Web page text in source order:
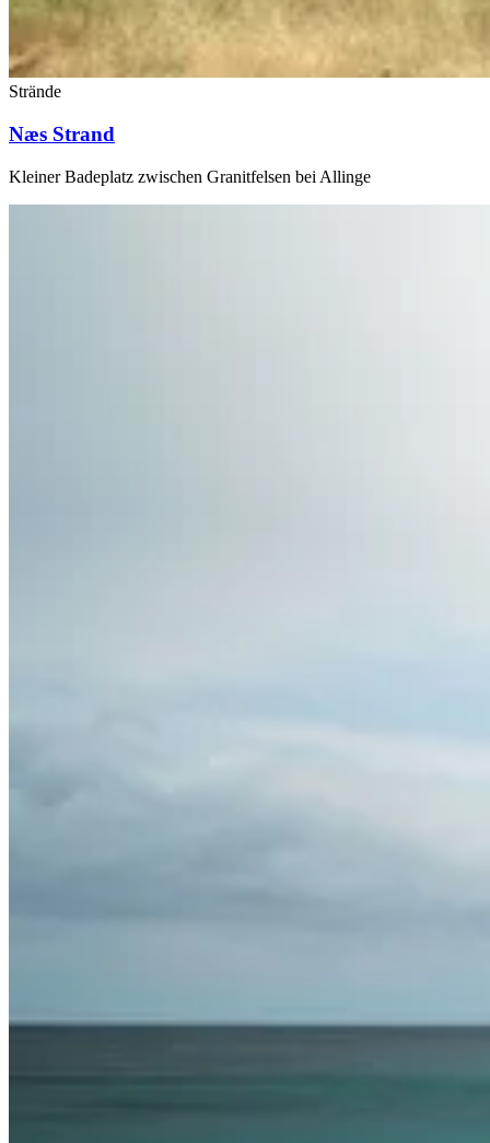
Strände
Næs Strand
Kleiner Badeplatz zwischen Granitfelsen bei Allinge